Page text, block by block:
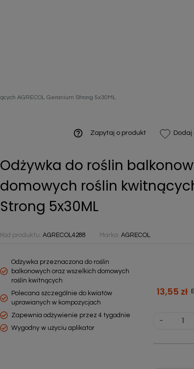
AGRECOL Geranium Strong 5x30ML
help_outline Zapytaj o produkt Dodaj
Odżywka do roślin
domowych roślin
Strong 5x30ML
Kod produktu:AGRECOL4288 Marka:AGRECOL
Odżywka przeznaczona do roślin
balkonowych oraz wszelkich domowych
roślin kwitnących
Polecana szczególnie do kwiatów
uprawianych w kompozycjach
Zapewnia odżywienie przez 4 tygodnie
Wygodny w użyciu aplikator
13,55 zł
-